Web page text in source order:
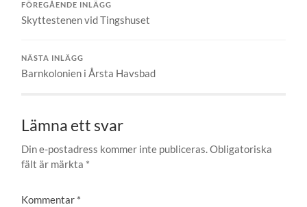
FÖREGÅENDE INLÄGG
Skyttestenen vid Tingshuset
NÄSTA INLÄGG
Barnkolonien i Årsta Havsbad
Lämna ett svar
Din e-postadress kommer inte publiceras.Obligatoriska
fält är märkta *
Kommentar *